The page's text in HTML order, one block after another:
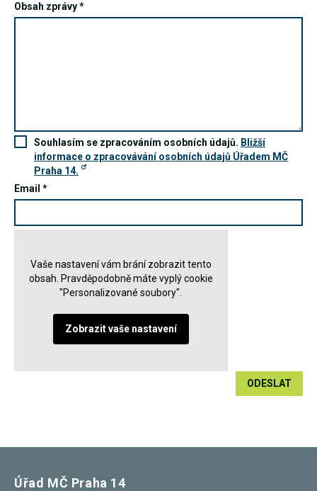
Obsah zprávy*
Souhlasím se zpracováním osobních údajů. Bližší
informace o zpracovávání osobních údajů Úřadem MČ
Praha 14.
Email *
Vaše nastavení vám brání zobrazit tento
obsah. Pravděpodobně máte vyplý cookie
"Personalizované soubory".
Zobrazit vaše nastavení
ODESLAT
Úřad MČ Praha 14